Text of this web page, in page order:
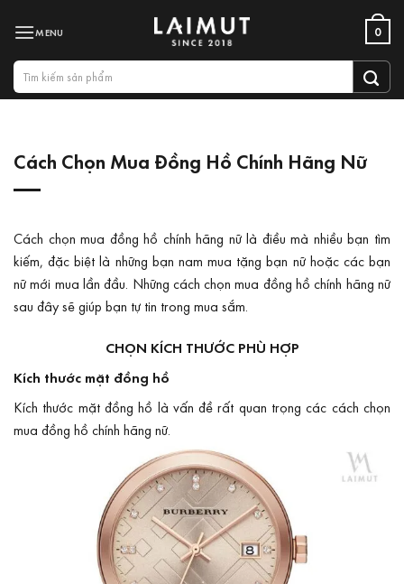
qua
nội
dung
0
Tìm
kiếm:
Cách Chọn Mua Đồng Hồ Chính Hãng Nữ
Cách chọn mua đồng hồ chính hãng nữ là điều mà nhiều bạn tìm
kiếm, đặc biệt là những bạn nam mua tặng bạn nữ hoặc các bạn
nữ mới mua lần đầu. Những cách chọn mua đồng hồ chính hãng nữ
sau đây sẽ giúp bạn tự tin trong mua sắm.
CHỌN KÍCH THƯỚC PHÙ HỢP
Kích thước mặt đồng hồ
Kích thước mặt đồng hồ là vấn đề rất quan trọng các cách chọn
mua đồng hồ chính hãng nữ.